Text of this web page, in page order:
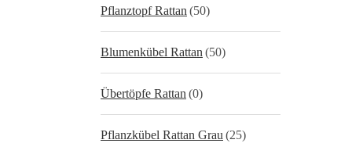
Pflanztopf Rattan (50)
Blumenkübel Rattan (50)
Übertöpfe Rattan (0)
Pflanzkübel Rattan Grau (25)